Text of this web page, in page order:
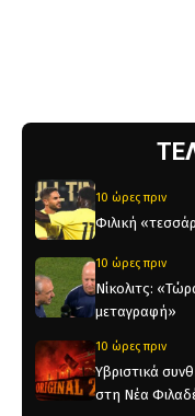
10 ώρες πριν
Φιλική
10 ώρες πριν
Νίκολιτς:
μεταγραφή»
10 ώρες πριν
Υβριστικά
στη Νέα